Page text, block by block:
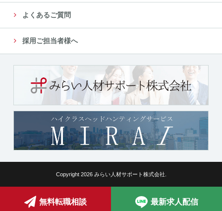
よくあるご質問
採用ご担当者様へ
Copyright 2026 みらい人材サポート株式会社.
無料転職相談 最新求人配信